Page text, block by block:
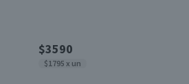
$3590
$1795 x un